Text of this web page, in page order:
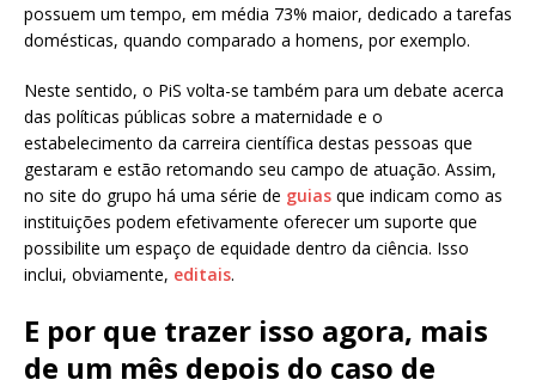
possuem um tempo, em média 73% maior, dedicado a tarefas
domésticas, quando comparado a homens, por exemplo.
Neste sentido, o PiS volta-se também para um debate acerca
das políticas públicas sobre a maternidade e o
estabelecimento da carreira científica destas pessoas que
gestaram e estão retomando seu campo de atuação. Assim,
no site do grupo há uma série de guias que indicam como as
instituições podem efetivamente oferecer um suporte que
possibilite um espaço de equidade dentro da ciência. Isso
inclui, obviamente, editais.
E por que trazer isso agora, mais
de um mês depois do caso de